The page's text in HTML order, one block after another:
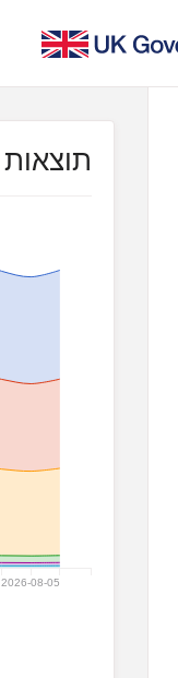
תוצאות
2026-08-05